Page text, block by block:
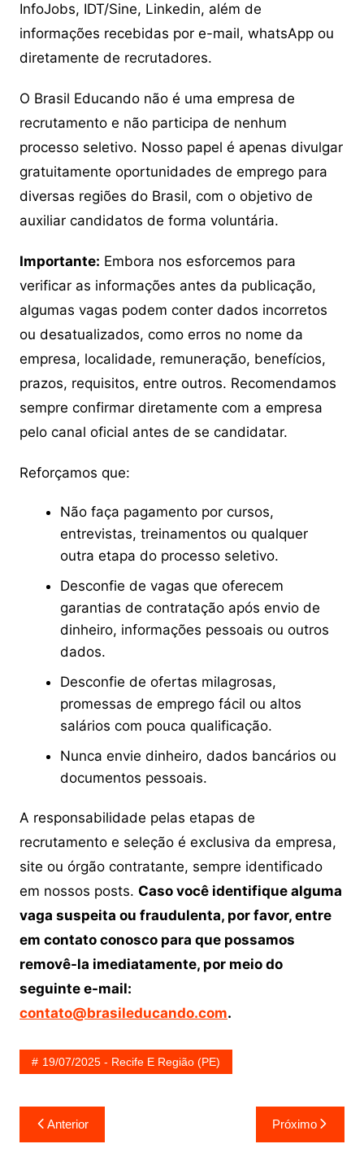
InfoJobs, IDT/Sine, Linkedin, além de
informações recebidas por e-mail, whatsApp ou
diretamente de recrutadores.
O Brasil Educando não é uma empresa de
recrutamento e não participa de nenhum
processo seletivo. Nosso papel é apenas divulgar
gratuitamente oportunidades de emprego para
diversas regiões do Brasil, com o objetivo de
auxiliar candidatos de forma voluntária.
Importante: Embora nos esforcemos para
verificar as informações antes da publicação,
algumas vagas podem conter dados incorretos
ou desatualizados, como erros no nome da
empresa, localidade, remuneração, benefícios,
prazos, requisitos, entre outros. Recomendamos
sempre confirmar diretamente com a empresa
pelo canal oficial antes de se candidatar.
Reforçamos que:
Não faça pagamento por cursos,
entrevistas, treinamentos ou qualquer
outra etapa do processo seletivo.
Desconfie de vagas que oferecem
garantias de contratação após envio de
dinheiro, informações pessoais ou outros
dados.
Desconfie de ofertas milagrosas,
promessas de emprego fácil ou altos
salários com pouca qualificação.
Nunca envie dinheiro, dados bancários ou
documentos pessoais.
A responsabilidade pelas etapas de
recrutamento e seleção é exclusiva da empresa,
site ou órgão contratante, sempre identificado
em nossos posts. Caso você identifique alguma
vaga suspeita ou fraudulenta, por favor, entre
em contato conosco para que possamos
removê-la imediatamente, por meio do
seguinte e-mail:
contato@brasileducando.com.
19/07/2025 - Recife E Região (PE)
Navegação
de
Anterior Próximo